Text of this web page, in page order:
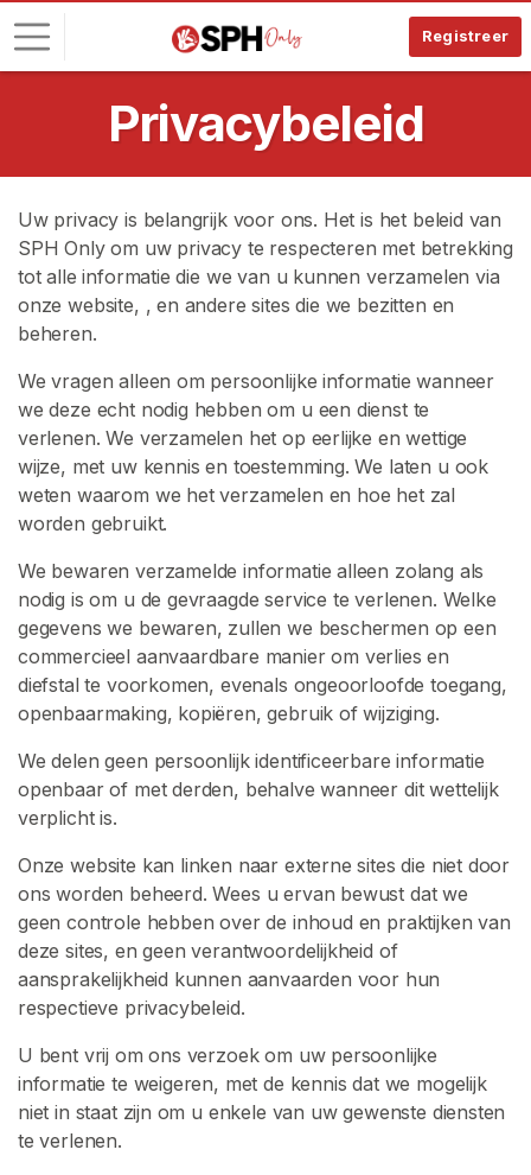
Registreer
Privacybeleid
Uw privacy is belangrijk voor ons. Het is het beleid van
SPH Only om uw privacy te respecteren met betrekking
tot alle informatie die we van u kunnen verzamelen via
onze website, , en andere sites die we bezitten en
beheren.
We vragen alleen om persoonlijke informatie wanneer
we deze echt nodig hebben om u een dienst te
verlenen. We verzamelen het op eerlijke en wettige
wijze, met uw kennis en toestemming. We laten u ook
weten waarom we het verzamelen en hoe het zal
worden gebruikt.
We bewaren verzamelde informatie alleen zolang als
nodig is om u de gevraagde service te verlenen. Welke
gegevens we bewaren, zullen we beschermen op een
commercieel aanvaardbare manier om verlies en
diefstal te voorkomen, evenals ongeoorloofde toegang,
openbaarmaking, kopiëren, gebruik of wijziging.
We delen geen persoonlijk identificeerbare informatie
openbaar of met derden, behalve wanneer dit wettelijk
verplicht is.
Onze website kan linken naar externe sites die niet door
ons worden beheerd. Wees u ervan bewust dat we
geen controle hebben over de inhoud en praktijken van
deze sites, en geen verantwoordelijkheid of
aansprakelijkheid kunnen aanvaarden voor hun
respectieve privacybeleid.
U bent vrij om ons verzoek om uw persoonlijke
informatie te weigeren, met de kennis dat we mogelijk
niet in staat zijn om u enkele van uw gewenste diensten
te verlenen.
l
g
g
e
n
R
A
T
I
S
R
E
G
I
S
T
R
E
R
E
N
>
H
m
e
V
e
r
k
o
p
e